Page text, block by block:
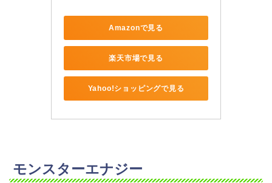
Amazonで見る
楽天市場で見る
Yahoo!ショッピングで見る
モンスターエナジー